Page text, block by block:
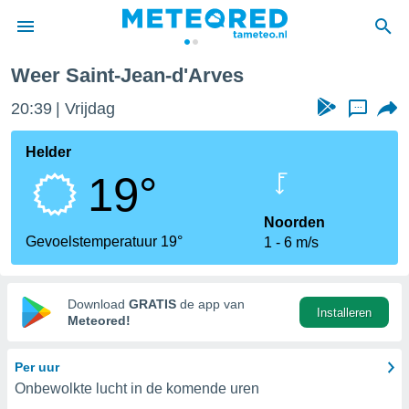
door
verstrekte
hoge
hebt de
voor
op basis
Weer Saint-Jean-d'Arves
20:39 Vrijdag ...
Helder
19°
Gevoelstemperatuur 19°
Noorden
1
6 m/s
Download GRATIS de app van
Meteored!
Installeren
Per uur
Onbewolkte lucht in de komende uren